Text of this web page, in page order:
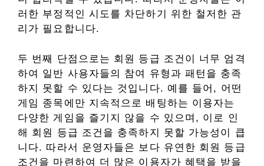
러한 부정적인 시도를 차단하기 위한 철저한 관
리가 필요합니다.
두 번째 단점으로는 회원 등급 조건이 너무 엄격
하여 일반 사용자들의 참여 유형과 패턴을 충족
하지 못할 수 있다는 것입니다. 예를 들어, 어떤
게임 종목에만 지속적으로 배팅하는 이용자는
다양한 게임을 즐기지 않을 수 있으며, 이로 인
해 회원 등급 조건을 충족하지 못할 가능성이 큽
니다. 따라서 운영자들은 보다 유연한 회원 등급
조건을 마련하여 더 많은 이용자가 혜택을 받을